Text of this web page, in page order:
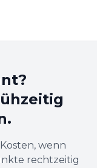
wenn
rechtzeitig